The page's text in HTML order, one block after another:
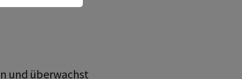
und überwachst